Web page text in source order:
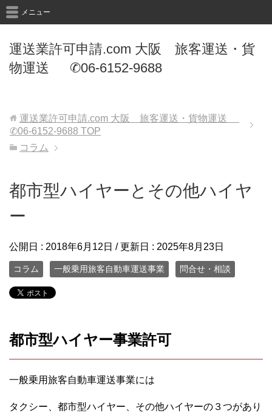
運送業許可申請.com 大阪 旅客運送・貨
物運送 ✆06-6152-9688
メニュー
運送業許可申請.com 大阪 旅客運送・貨物運送
✆06-6152-9688 TOP
コラム
都市型ハイヤーとその他ハイヤ
ー
公開日 : 2018年6月12日 / 更新日 : 2025年8月23日
コラム 一般乗用旅客自動車運送事業 問合せ・相談
都市型ハイヤー事業許可
一般乗用旅客自動車運送事業には
タクシー、都市型ハイヤー、その他ハイヤーの３つがあり